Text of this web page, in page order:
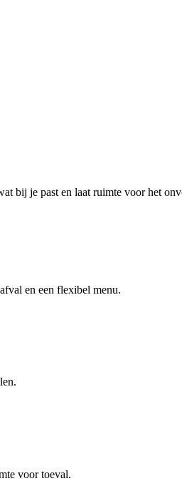
bij je past en laat ruimte voor het
en een flexibel menu.
voor toeval.